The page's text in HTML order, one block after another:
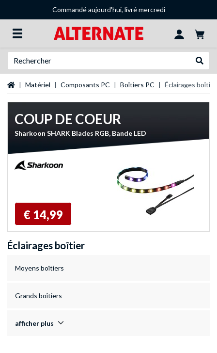
Commandé aujourd'hui, livré mercredi
Page d'accueil
Matériel Composants PC Boîtiers PC Éclairages boîtier
COUP DE COEUR
Sharkoon SHARK Blades RGB, Bande LED
€ 14,99
Éclairages boîtier
Moyens boîtiers
Grands boîtiers
afficher plus